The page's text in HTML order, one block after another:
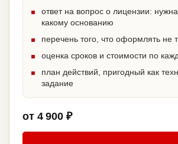
ответ на вопрос о лицензии:
какому основанию
перечень того, что оформлять не
оценка сроков и стоимости по
план действий, пригодный как
задание
от 4 900 ₽